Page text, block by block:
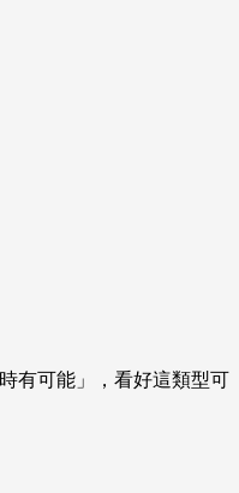
有可能」，看好這類型可